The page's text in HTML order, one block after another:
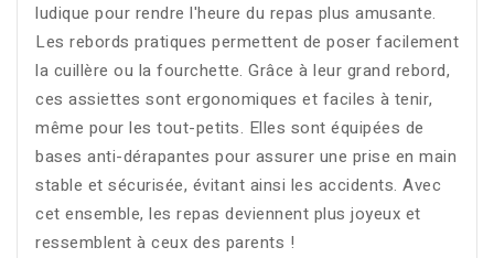
ludique pour rendre l'heure du repas plus amusante.
Les rebords pratiques permettent de poser facilement
la cuillère ou la fourchette. Grâce à leur grand rebord,
ces assiettes sont ergonomiques et faciles à tenir,
même pour les tout-petits. Elles sont équipées de
bases anti-dérapantes pour assurer une prise en main
stable et sécurisée, évitant ainsi les accidents. Avec
cet ensemble, les repas deviennent plus joyeux et
ressemblent à ceux des parents !